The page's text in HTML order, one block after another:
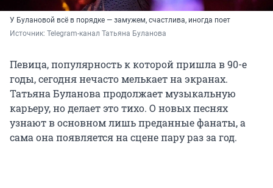
У Булановой всё в порядке — замужем, счастлива, иногда поет
Источник: Telegram-канал Татьяна Буланова
Певица, популярность к которой пришла в 90-е
годы, сегодня нечасто мелькает на экранах.
Татьяна Буланова продолжает музыкальную
карьеру, но делает это тихо. О новых песнях
узнают в основном лишь преданные фанаты, а
сама она появляется на сцене пару раз за год.